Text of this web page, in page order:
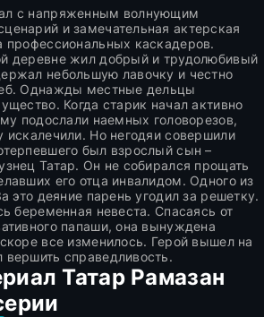
с напряженным волнующим
и замечательная актерская
профессиональных каскадеров.
деревне жил добрый и трудолюбивый
небольшую лавочку и честно
Однажды местные дельцы
Когда старик начал активно
подослали наемных головорезов,
искалечили. Но негодяи совершили
был взрослый сын –
Татар. Он не собирался прощать
его отца инвалидом. Одного из
это деяние парень угодил за решетку.
беременная невеста. Спасаясь от
папаши, она вынуждена
все изменилось. Герой вышел на
справедливость.
Татар Рамазан